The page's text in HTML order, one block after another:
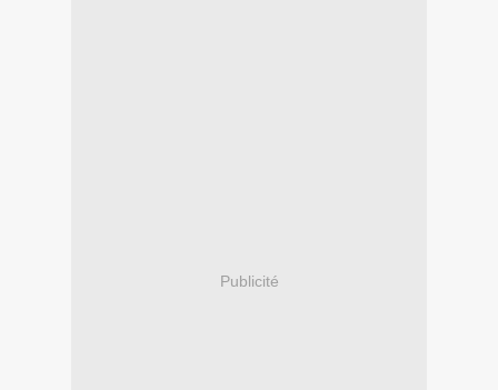
Publicité